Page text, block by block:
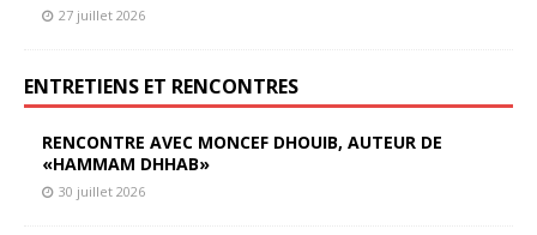
27 juillet 2026
ENTRETIENS ET RENCONTRES
RENCONTRE AVEC MONCEF DHOUIB, AUTEUR DE
«HAMMAM DHHAB»
30 juillet 2026